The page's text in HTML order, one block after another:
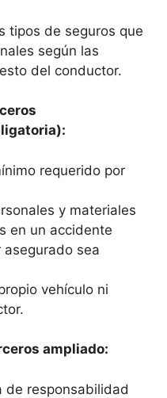
tipos de seguros que
según las
del conductor.
requerido por
y materiales
en un accidente
sea
vehículo ni
ampliado:
de responsabilidad